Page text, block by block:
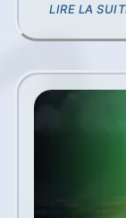
LIRE LA